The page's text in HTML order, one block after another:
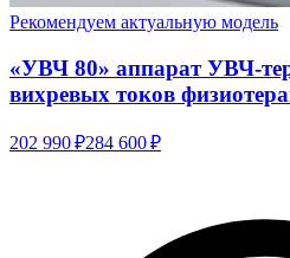
Рекомендуем актуальную модель
«УВЧ 80» аппарат УВЧ-
вихревых токов
202 990 ₽284 600 ₽